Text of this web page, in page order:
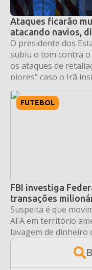
Ataques ficarão
atacando navios,
O presidente dos
subiu o tom contra
os ataques de
piores” caso o Irã
Estreito de Ormuz
vitais para o
pronunciamento foi
FUTEBOL
FBI investiga
transações
Suspeita é que
AFA em território
lavagem de dinheiro